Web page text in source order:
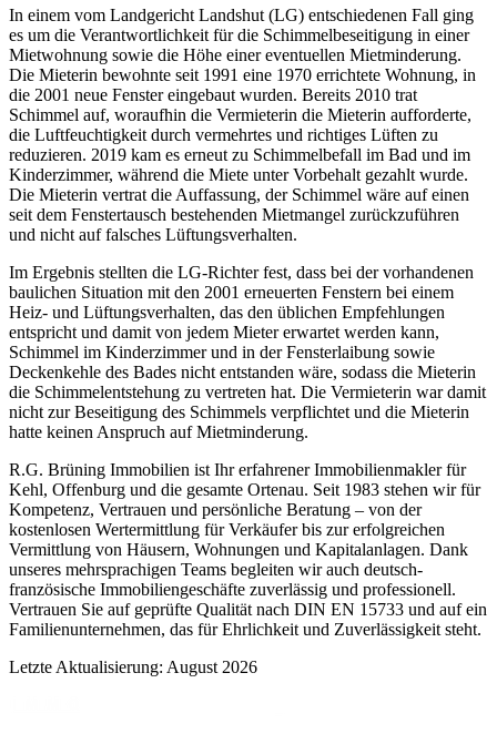
In einem vom Landgericht Landshut (LG) entschiedenen Fall ging
es um die Verantwortlichkeit für die Schimmelbeseitigung in einer
Mietwohnung sowie die Höhe einer eventuellen Mietminderung.
Die Mieterin bewohnte seit 1991 eine 1970 errichtete Wohnung, in
die 2001 neue Fenster eingebaut wurden. Bereits 2010 trat
Schimmel auf, woraufhin die Vermieterin die Mieterin aufforderte,
die Luftfeuchtigkeit durch vermehrtes und richtiges Lüften zu
reduzieren. 2019 kam es erneut zu Schimmelbefall im Bad und im
Kinderzimmer, während die Miete unter Vorbehalt gezahlt wurde.
Die Mieterin vertrat die Auffassung, der Schimmel wäre auf einen
seit dem Fenstertausch bestehenden Mietmangel zurückzuführen
und nicht auf falsches Lüftungsverhalten.
Im Ergebnis stellten die LG-Richter fest, dass bei der vorhandenen
baulichen Situation mit den 2001 erneuerten Fenstern bei einem
Heiz- und Lüftungsverhalten, das den üblichen Empfehlungen
entspricht und damit von jedem Mieter erwartet werden kann,
Schimmel im Kinderzimmer und in der Fensterlaibung sowie
Deckenkehle des Bades nicht entstanden wäre, sodass die Mieterin
die Schimmelentstehung zu vertreten hat. Die Vermieterin war damit
nicht zur Beseitigung des Schimmels verpflichtet und die Mieterin
hatte keinen Anspruch auf Mietminderung.
R.G. Brüning Immobilien ist Ihr erfahrener Immobilienmakler für
Kehl, Offenburg und die gesamte Ortenau. Seit 1983 stehen wir für
Kompetenz, Vertrauen und persönliche Beratung – von der
kostenlosen Wertermittlung für Verkäufer bis zur erfolgreichen
Vermittlung von Häusern, Wohnungen und Kapitalanlagen. Dank
unseres mehrsprachigen Teams begleiten wir auch deutsch-
französische Immobiliengeschäfte zuverlässig und professionell.
Vertrauen Sie auf geprüfte Qualität nach DIN EN 15733 und auf ein
Familienunternehmen, das für Ehrlichkeit und Zuverlässigkeit steht.
Letzte Aktualisierung: August 2026